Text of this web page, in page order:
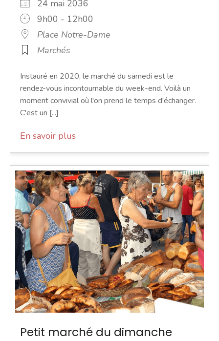
24 mai 2036
9h00 - 12h00
Place Notre-Dame
Marchés
Instauré en 2020, le marché du samedi est le
rendez-vous incontournable du week-end. Voilà un
moment convivial où l'on prend le temps d'échanger.
C'est un [...]
En savoir plus
Petit marché du dimanche